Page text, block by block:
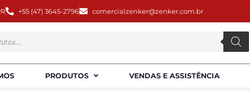
+55 (47) 3645-2796 comercialzenker@zenker.com.br
PRODUTOS VENDAS E ASSISTÊNCIA